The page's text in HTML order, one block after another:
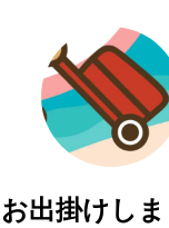
お出掛けしま